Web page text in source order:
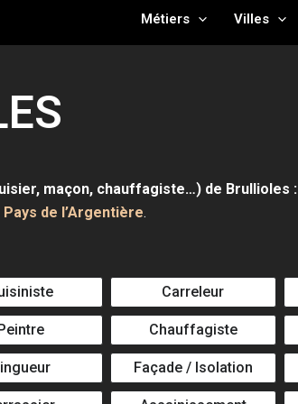
Métiers Villes
maçon, chauffagiste…) de Brullioles :
Pays de l’Argentière.
Carreleur
Chauffagiste
Façade / Isolation